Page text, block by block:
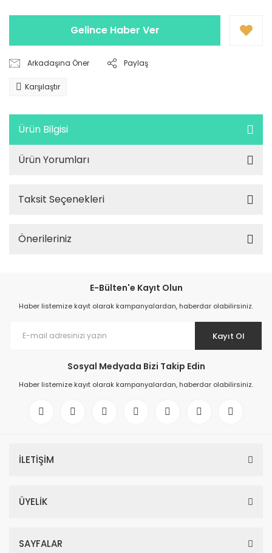
Gelince Haber Ver
Arkadaşına Öner Paylaş
Karşılaştır
Ürün Bilgisi
Ürün Yorumları
Taksit Seçenekleri
Önerileriniz
E-Bülten'e Kayıt Olun
Haber listemize kayıt olarak kampanyalardan, haberdar olabilirsiniz.
Kayıt Ol
Sosyal Medyada Bizi Takip Edin
Haber listemize kayıt olarak kampanyalardan, haberdar olabilirsiniz.
İLETİŞİM
ÜYELİK
SAYFALAR